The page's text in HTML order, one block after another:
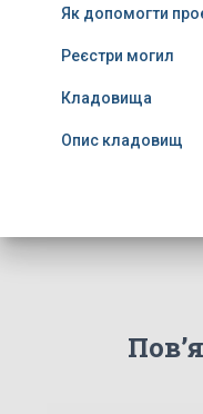
Як допомогти
Реєстри могил
Кладовища
Опис кладовищ